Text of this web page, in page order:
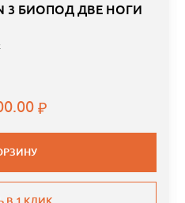
3 БИОПОД ДВЕ НОГИ